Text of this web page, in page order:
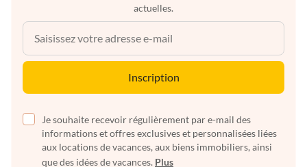
actuelles.
Inscription
Je souhaite recevoir régulièrement par e-mail des
informations et offres exclusives et personnalisées liées
aux locations de vacances, aux biens immobiliers, ainsi
que des idées de vacances. Plus